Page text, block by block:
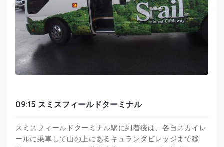
09:15 スミスフィールドターミナル
スミスフィールドターミナル駅に到着後は、各自スカイレ
ールに乗車して山の上にあるキュランダビレッジまで移